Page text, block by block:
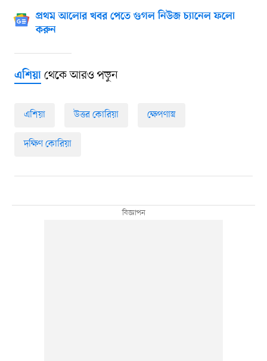
প্রথম আলোর খবর পেতে গুগল নিউজ চ্যানেল ফলো
করুন
এশিয়াথেকে আরও পড়ুন
এশিয়া উত্তর কোরিয়া ক্ষেপণাস্ত্র
দক্ষিণ কোরিয়া